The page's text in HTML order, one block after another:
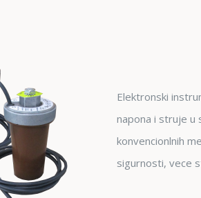
Elektronski
napona i struje u
konvencionlnih
sigurnosti, vece